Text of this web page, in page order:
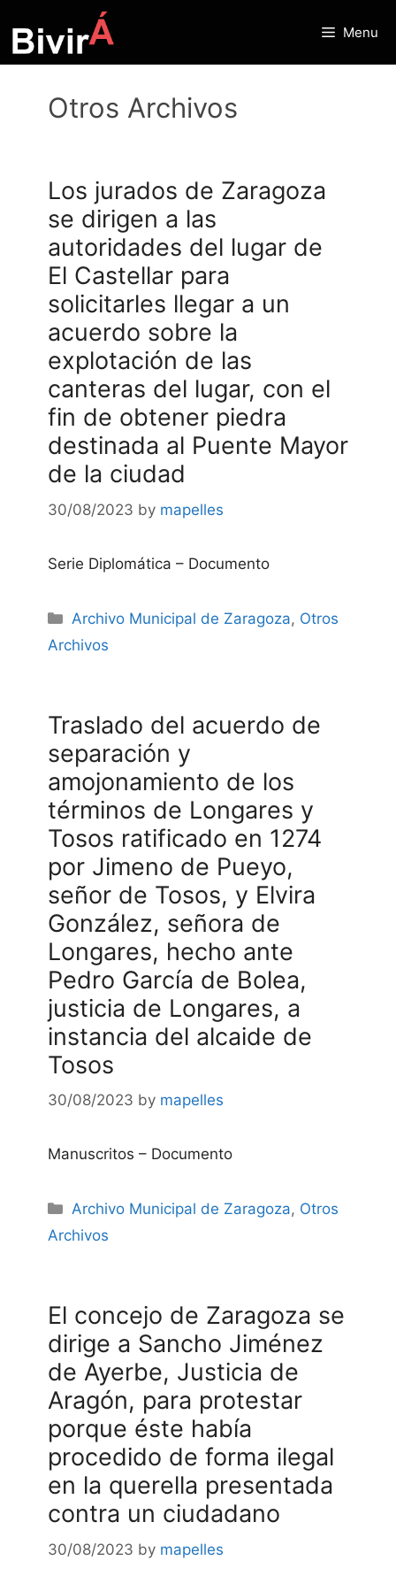
to
content
Menu
Otros Archivos
Los jurados de Zaragoza
se dirigen a las
autoridades del lugar de
El Castellar para
solicitarles llegar a un
acuerdo sobre la
explotación de las
canteras del lugar, con el
fin de obtener piedra
destinada al Puente Mayor
de la ciudad
30/08/2023 by mapelles
Serie Diplomática – Documento
Categories
Archivo Municipal de Zaragoza, Otros
Archivos
Traslado del acuerdo de
separación y
amojonamiento de los
términos de Longares y
Tosos ratificado en 1274
por Jimeno de Pueyo,
señor de Tosos, y Elvira
González, señora de
Longares, hecho ante
Pedro García de Bolea,
justicia de Longares, a
instancia del alcaide de
Tosos
30/08/2023 by mapelles
Manuscritos – Documento
Categories
Archivo Municipal de Zaragoza, Otros
Archivos
El concejo de Zaragoza se
dirige a Sancho Jiménez
de Ayerbe, Justicia de
Aragón, para protestar
porque éste había
procedido de forma ilegal
en la querella presentada
contra un ciudadano
30/08/2023 by mapelles